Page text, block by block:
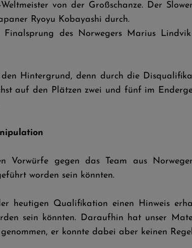
von der Großschanze. Der
Ryoyu Kobayashi durch.
Finalsprung des Norwegers Marius
Hintergrund, denn durch die
auf den Plätzen zwei und fünf im
Vorwürfe gegen das Team aus
worden sein könnten.
heutigen Qualifikation einen Hinweis
sein könnten. Daraufhin hat unser
er konnte dabei aber keinen